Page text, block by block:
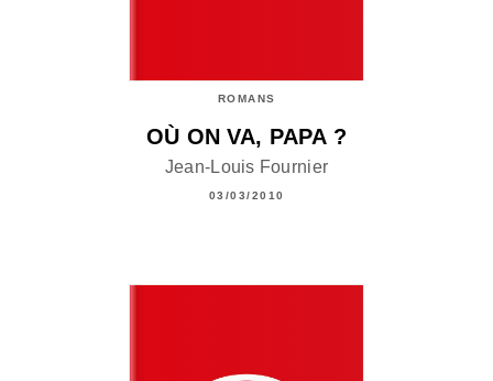
ROMANS
OÙ ON VA, PAPA ?
Jean-Louis Fournier
03/03/2010